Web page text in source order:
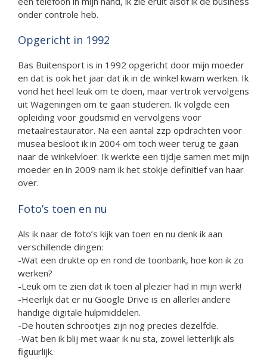
onder controle heb.
Opgericht in 1992
Bas Buitensport is in 1992 opgericht door mijn moeder
en dat is ook het jaar dat ik in de winkel kwam werken. Ik
vond het heel leuk om te doen, maar vertrok vervolgens
uit Wageningen om te gaan studeren. Ik volgde een
opleiding voor goudsmid en vervolgens voor
metaalrestaurator. Na een aantal zzp opdrachten voor
musea besloot ik in 2004 om toch weer terug te gaan
naar de winkelvloer. Ik werkte een tijdje samen met mijn
moeder en in 2009 nam ik het stokje definitief van haar
over.
Foto’s toen en nu
Als ik naar de foto’s kijk van toen en nu denk ik aan
verschillende dingen:
-Wat een drukte op en rond de toonbank, hoe kon ik zo
werken?
-Leuk om te zien dat ik toen al plezier had in mijn werk!
-Heerlijk dat er nu Google Drive is en allerlei andere
handige digitale hulpmiddelen.
-De houten schrootjes zijn nog precies dezelfde.
-Wat ben ik blij met waar ik nu sta, zowel letterlijk als
figuurlijk.